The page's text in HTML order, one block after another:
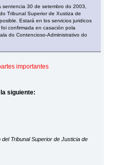
sentencia 30 de setembro do 2003,
Tribunal Superior de Xustiza de
Estará en los servicios juridicos
confirmada en casación pola
do Contencioso-Administrativo do
importantes
siguiente:
Tribunal Superior de Justicia de